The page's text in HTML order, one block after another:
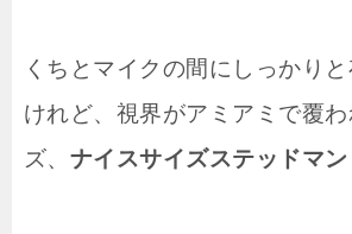
くちとマイクの間にしっかり
けれど、視界がアミアミで覆
ズ、 ナイスサイズステッドマン